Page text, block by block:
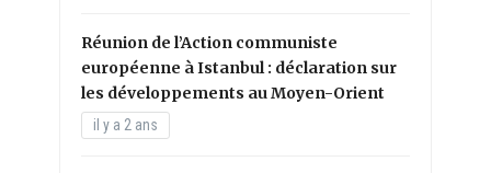
Réunion de l’Action communiste
européenne à Istanbul : déclaration sur
les développements au Moyen-Orient
il y a 2 ans